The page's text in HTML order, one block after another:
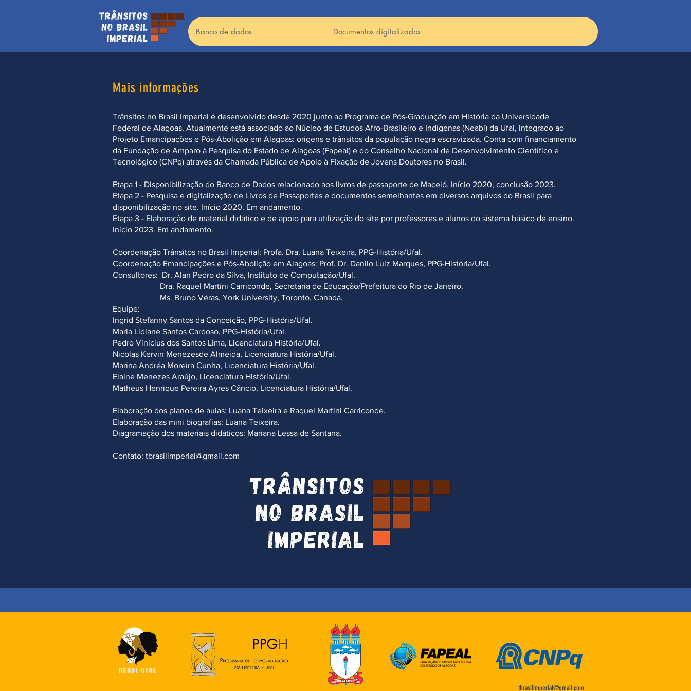
Banco de dados Documentos digitalizados
Mais informações
Trânsitos no Brasil Imperial é desenvolvido desde 2020 junto ao Programa de Pós-Graduação em História da Universidade
Federal de Alagoas. Atualmente está associado ao Núcleo de Estudos Afro-Brasileiro e Indígenas (Neabi) da Ufal, integrado ao
Projeto Emancipações e Pós-Abolição em Alagoas: origens e trânsitos da população negra escravizada. Conta com financiamento
da Fundação de Amparo à Pesquisa do Estado de Alagoas (Fapeal) e do Conselho Nacional de Desenvolvimento Científico e
Tecnológico (CNPq) através da Chamada Pública de Apoio à Fixação de Jovens Doutores no Brasil.
Etapa 1 - Disponibilização do Banco de Dados relacionado aos livros de passaporte de Maceió. Início 2020, conclusão 2023.
Etapa 2 - Pesquisa e digitalização de Livros de Passaportes e documentos semelhantes em diversos arquivos do Brasil para
disponibilização no site. Início 2020. Em andamento.
Etapa 3 - Elaboração de material didático e de apoio para utilização do site por professores e alunos do sistema básico de ensino.
Início 2023. Em andamento.
Coordenação Trânsitos no Brasil Imperial: Profa. Dra. Luana Teixeira, PPG-História/Ufal.
Coordenação Emancipações e Pós-Abolição em Alagoas: Prof. Dr. Danilo Luiz Marques, PPG-História/Ufal.
Consultores: Dr. Alan Pedro da Silva, Instituto de Computação/Ufal.
Dra. Raquel Martini Carriconde, Secretaria de Educação/Prefeitura do Rio de Janeiro.
Ms. Bruno Véras, York University, Toronto, Canadá.
Equipe:
Ingrid Stefanny Santos da Conceição, PPG-História/Ufal.
Maria Lidiane Santos Cardoso, PPG-História/Ufal.
Pedro Vinícius dos Santos Lima, Licenciatura História/Ufal.
Nicolas Kervin Menezesde Almeida, Licenciatura História/Ufal.
Marina Andréa Moreira Cunha, Licenciatura História/Ufal.
Elaine Menezes Araújo, Licenciatura História/Ufal.
Matheus Henrique Pereira Ayres Câncio, Licenciatura História/Ufal.
Elaboração dos planos de aulas: Luana Teixeira e Raquel Martini Carriconde.
Elaboração das mini biografias: Luana Teixeira.
Diagramação dos materiais didáticos: Mariana Lessa de Santana.
Contato: tbrasilimperial@gmail.com
tbrasilimperial@gmail.com